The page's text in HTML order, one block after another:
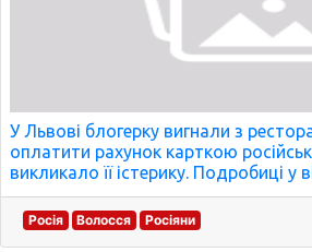
У Львові блогерку вигнали з
оплатити рахунок карткою
викликало її істерику. Подробиці у
Росія Волосся Росіяни